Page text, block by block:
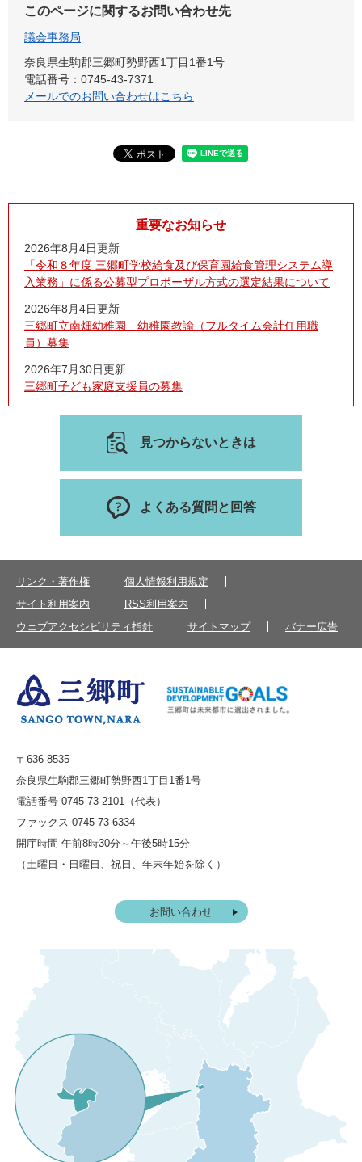
このページに関するお問い合わせ先
議会事務局
奈良県生駒郡三郷町勢野西1丁目1番1号
電話番号：0745-43-7371
メールでのお問い合わせはこちら
重要なお知らせ
2026年8月4日更新
「令和８年度 三郷町学校給食及び保育園給食管理システム導
入業務」に係る公募型プロポーザル方式の選定結果について
2026年8月4日更新
三郷町立南畑幼稚園 幼稚園教諭（フルタイム会計任用職
員）募集
2026年7月30日更新
三郷町子ども家庭支援員の募集
見つからないときは
よくある質問と回答
リンク・著作権
個人情報利用規定
サイト利用案内
RSS利用案内
ウェブアクセシビリティ指針
サイトマップ バナー広告
〒636-8535
奈良県生駒郡三郷町勢野西1丁目1番1号
電話番号 0745-73-2101（代表）
ファックス 0745-73-6334
開庁時間 午前8時30分～午後5時15分
（土曜日・日曜日、祝日、年末年始を除く）
お問い合わせ